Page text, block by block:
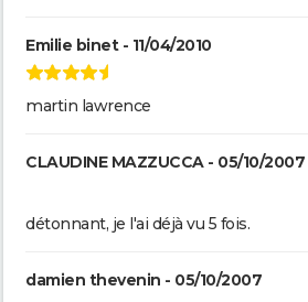
dernier Wes Anderson ?
Gaston Lagaffe : intrigue, avis,
la BD culte
Emilie binet - 11/04/2010
martin lawrence
CLAUDINE MAZZUCCA - 05/10/2007
détonnant, je l'ai déjà vu 5 fois.
damien thevenin - 05/10/2007